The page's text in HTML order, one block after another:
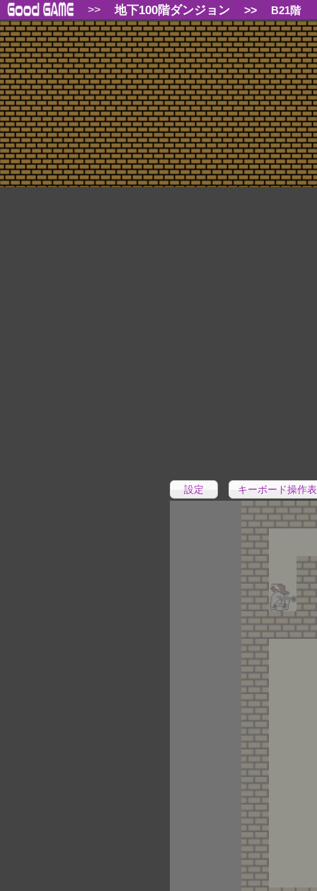
>> 地下100階ダンジョン >> B21階
設定 キーボード操作表